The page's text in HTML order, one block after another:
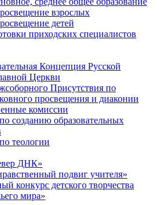
взрослых
детей
приходских специалистов
Концепция Русской
Церкви
Присутствия по
просвещения и диаконии
комиссии
созданию образовательных
теологии
ДНК»
подвиг учителя»
конкурс детского творчества
мира»